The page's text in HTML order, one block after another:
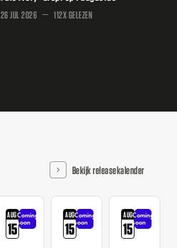
26 JUL 2026 112X GELEZEN
Bekijk releasekalender
AUG
15
Coming
soon
AUG
15
Coming
soon
AUG
15
Coming
soon